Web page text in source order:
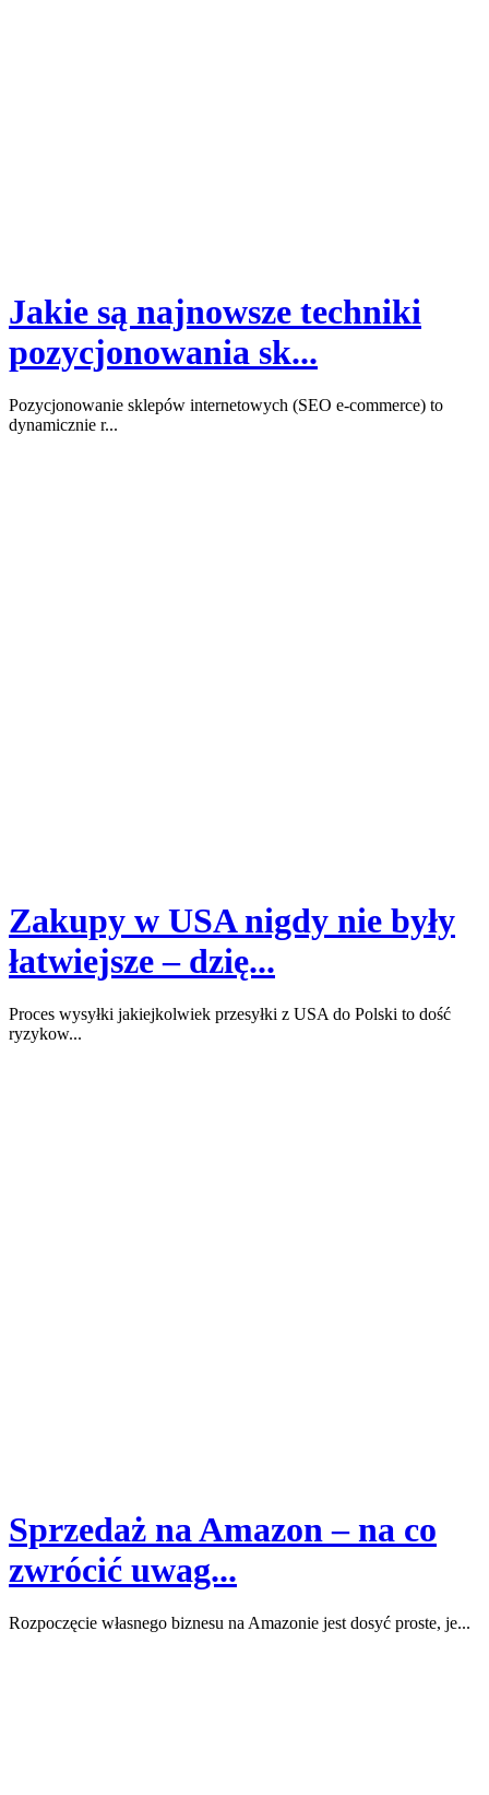
Jakie są najnowsze techniki
pozycjonowania sk...
Pozycjonowanie sklepów internetowych (SEO e-commerce) to
dynamicznie r...
Zakupy w USA nigdy nie były
łatwiejsze – dzię...
Proces wysyłki jakiejkolwiek przesyłki z USA do Polski to dość
ryzykow...
Sprzedaż na Amazon – na co
zwrócić uwag...
Rozpoczęcie własnego biznesu na Amazonie jest dosyć proste, je...